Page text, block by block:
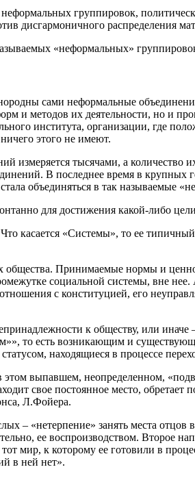
группировок,
дисгармоничного распределения
«неформальных»
сами неформальные
и методов их деятельности,
института, организации, где
этого не имеют.
тысячами, а количество их
В последнее время в крупных
объединяться в так называемые
для достижения какой-либо
касается «Системы», то ее
общества. Принимаемые нормы и
социальной системы, вне
с конституцией, его
к обществу, или иначе
то есть возникающим и
находящиеся в процессе
выпавшем, неопределенном,
свое постоянное место, обретает
Л.Фойера.
– «нетерпение» занять места отцов
ее воспроизводством. Второе
мир, к которому ее готовили в
в ней нет».